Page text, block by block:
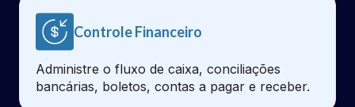
Controle Financeiro
Administre o fluxo de caixa, conciliações
bancárias, boletos, contas a pagar e receber.